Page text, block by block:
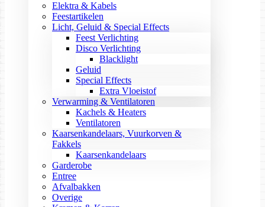
Elektra & Kabels
Feestartikelen
Licht, Geluid & Special Effects
Feest Verlichting
Disco Verlichting
Blacklight
Geluid
Special Effects
Extra Vloeistof
Verwarming & Ventilatoren
Kachels & Heaters
Ventilatoren
Kaarsenkandelaars, Vuurkorven &
Fakkels
Kaarsenkandelaars
Garderobe
Entree
Afvalbakken
Overige